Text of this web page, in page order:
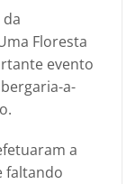
da
Floresta
evento
a-
a
faltando